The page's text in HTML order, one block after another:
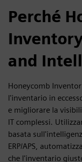
Perché
and
Honeycomb
l'inventario in
e migliorare la
IT complessi.
basata
ERP/APS,
che l'inventario